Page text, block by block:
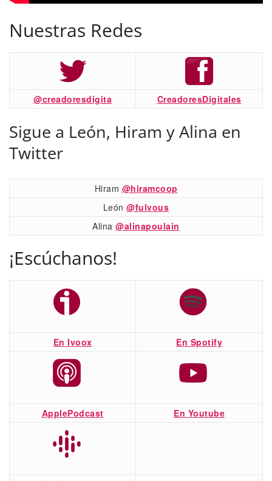
Nuestras Redes
@creadoresdigita CreadoresDigitales
Sigue a León, Hiram y Alina en
Twitter
Hiram @hiramcoop
León@fulvous
Alina@alinapoulain
¡Escúchanos!
En Ivoox En Spotify
ApplePodcast En Youtube